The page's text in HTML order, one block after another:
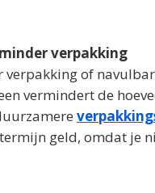
verpakking
of
vermindert de
geld, omdat je